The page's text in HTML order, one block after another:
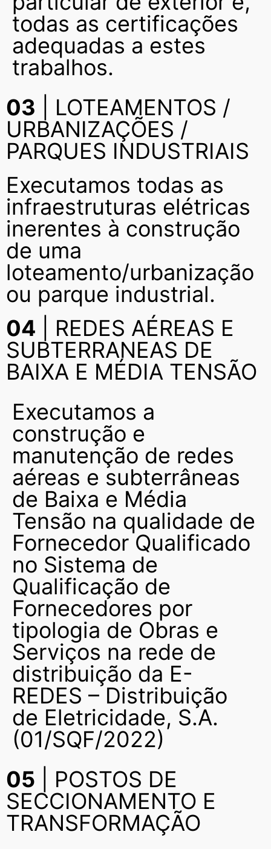
todas as certificações
adequadas a estes
trabalhos.
03 | LOTEAMENTOS /
URBANIZAÇÕES /
PARQUES INDUSTRIAIS
Executamos todas as
infraestruturas elétricas
inerentes à construção
de uma
loteamento/urbanização
ou parque industrial.
04 | REDES AÉREAS E
SUBTERRANEAS DE
BAIXA E MÉDIA TENSÃO
Executamos a
construção e
manutenção de redes
aéreas e subterrâneas
de Baixa e Média
Tensão na qualidade de
Fornecedor Qualificado
no Sistema de
Qualificação de
Fornecedores por
tipologia de Obras e
Serviços na rede de
distribuição da E-
REDES – Distribuição
de Eletricidade, S.A.
(01/SQF/2022)
05 | POSTOS DE
SECCIONAMENTO E
TRANSFORMAÇÃO